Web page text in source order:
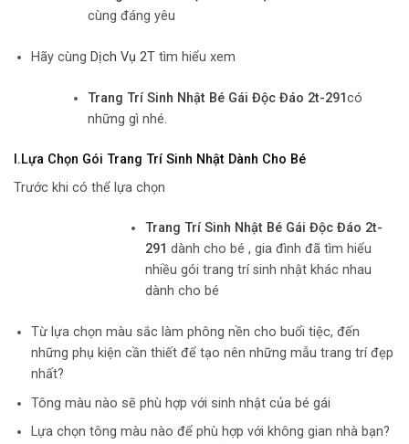
cùng đáng yêu
Hãy cùng Dịch Vụ 2Ttìm hiểu xem
Trang Trí Sinh Nhật Bé Gái Độc Đáo 2t-291có
những gì nhé.
I.Lựa Chọn Gói Trang Trí Sinh Nhật Dành Cho Bé
Trước khi có thể lựa chọn
Trang Trí Sinh Nhật Bé Gái Độc Đáo 2t-
291 dành cho bé , gia đình đã tìm hiểu
nhiều gói trang trí sinh nhật khác nhau
dành cho bé
Từ lựa chọn màu sắc làm phông nền cho buổi tiệc, đến
những phụ kiện cần thiết để tạo nên những mẫu trang trí đẹp
nhất?
Tông màu nào sẽ phù hợp với sinh nhật của bé gái
Lựa chọn tông màu nào để phù hợp với không gian nhà bạn?